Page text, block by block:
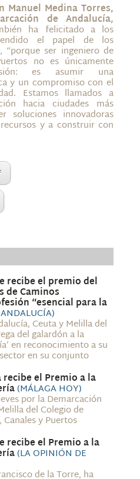
Manuel Medina Torres,
de Andalucía,
ha felicitado a los
el papel de los
“porque ser ingeniero de
no es únicamente
es asumir una
y un compromiso con el
Estamos llamados a
hacia ciudades más
soluciones innovadoras
y a construir con
recibe el premio del
de Caminos
“esencial para la
Ceuta y Melilla del
del galardón a la
en reconocimiento a su
en su conjunto
recibe el Premio a la
(MÁLAGA HOY)
por la Demarcación
del Colegio de
y Puertos
recibe el Premio a la
(LA OPINIÓN DE
de la Torre, ha